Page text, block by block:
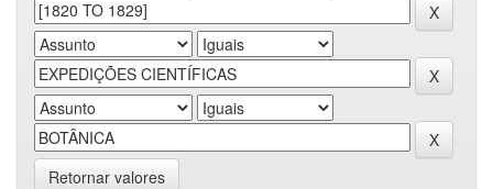
Retornar valores